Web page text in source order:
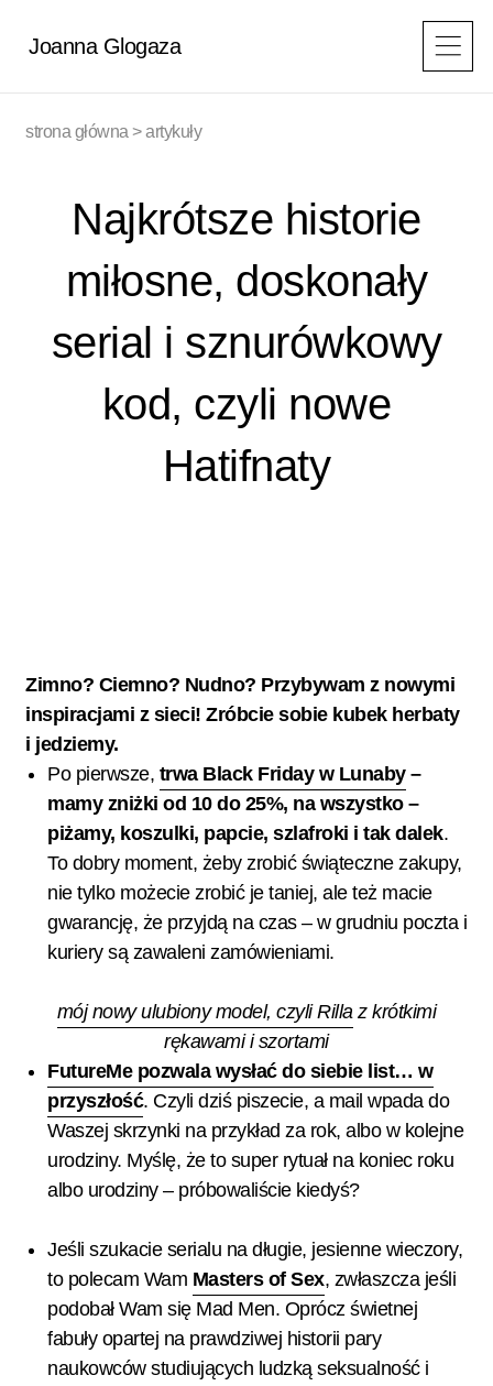
Joanna Glogaza
strona główna >artykuły
Najkrótsze historie
miłosne, doskonały
serial i sznurówkowy
kod, czyli nowe
Hatifnaty
Zimno? Ciemno? Nudno? Przybywam z nowymi
inspiracjami z sieci! Zróbcie sobie kubek herbaty
i jedziemy.
Po pierwsze, trwa Black Friday w Lunaby–
mamy zniżki od 10 do 25%, na wszystko –
piżamy, koszulki, papcie, szlafroki i tak dalek.
To dobry moment, żeby zrobić świąteczne zakupy,
nie tylko możecie zrobić je taniej, ale też macie
gwarancję, że przyjdą na czas – w grudniu poczta i
kuriery są zawaleni zamówieniami.
mój nowy ulubiony model, czyli Rillaz krótkimi
rękawami i szortami
FutureMe pozwala wysłać do siebie list… w
przyszłość. Czyli dziś piszecie, a mail wpada do
Waszej skrzynki na przykład za rok, albo w kolejne
urodziny. Myślę, że to super rytuał na koniec roku
albo urodziny – próbowaliście kiedyś?
Jeśli szukacie serialu na długie, jesienne wieczory,
to polecam Wam Masters of Sex, zwłaszcza jeśli
podobał Wam się Mad Men. Oprócz świetnej
fabuły opartej na prawdziwej historii pary
naukowców studiujących ludzką seksualność i